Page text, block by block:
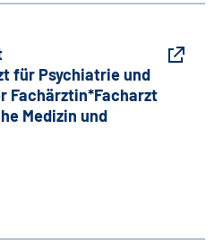
für Psychiatrie und
Fachärztin*Facharzt
Medizin und